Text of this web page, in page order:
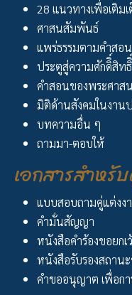
28 แนวทางเพื่อเติม
ศาสนสัมพันธ์
แพร่ธรรมตามคำสอ
ประตูสู่ความศักดิิ์สิทธิิ์
คำสอนของพระศาส
มิติด้านสังคมในงาน
บทความอื่น ๆ
ถามมา-ตอบให้
เอกสารสำหรั
แบบสอบถามคู่แต่งง
คำมั่นสัญญา
หนังสือคำร้องขอยก
หนังสือรับรองสถาน
คำขออนุญาต เพื่อก